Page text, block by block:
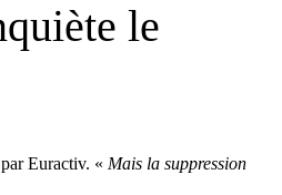
le
Euractiv. « Mais la suppression